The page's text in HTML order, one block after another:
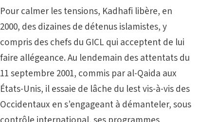
Pour calmer les tensions, Kadhafi libère, en
2000, des dizaines de détenus islamistes, y
compris des chefs du GICL qui acceptent de lui
faire allégeance. Au lendemain des attentats du
11 septembre 2001, commis par al-Qaida aux
États-Unis, il essaie de lâche du lest vis-à-vis des
Occidentaux en s’engageant à démanteler, sous